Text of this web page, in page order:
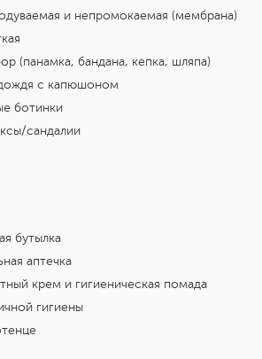
и непромокаемая (мембрана)
(панамка, бандана, кепка, шляпа)
с капюшоном
ботинки
сандалии
бутылка
аптечка
крем и гигиеническая помада
гигиены